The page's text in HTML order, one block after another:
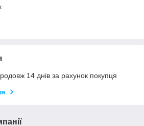
14 днів за рахунок покупця